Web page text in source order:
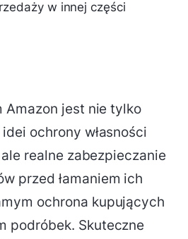
w innej części
Amazon jest nie tylko
ochrony własności
realne zabezpieczanie
przed łamaniem ich
ochrona kupujących
podróbek. Skuteczne